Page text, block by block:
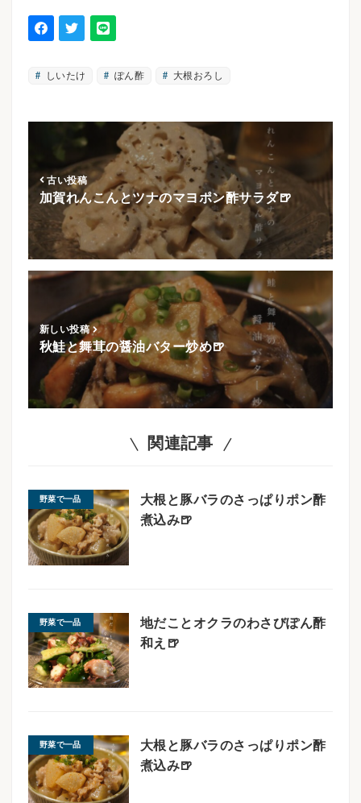
しいたけ ぽん酢 大根おろし
古い投稿
加賀れんこんとツナのマヨポン酢サラダ🍺
新しい投稿
秋鮭と舞茸の醤油バター炒め🍺
関連記事
野菜で一品
大根と豚バラのさっぱりポン酢
煮込み🍺
野菜で一品
地だことオクラのわさびぽん酢
和え🍺
野菜で一品
大根と豚バラのさっぱりポン酢
煮込み🍺